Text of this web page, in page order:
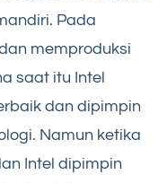
Pada
memproduksi
saat itu Intel
dan dipimpin
Namun ketika
Intel dipimpin